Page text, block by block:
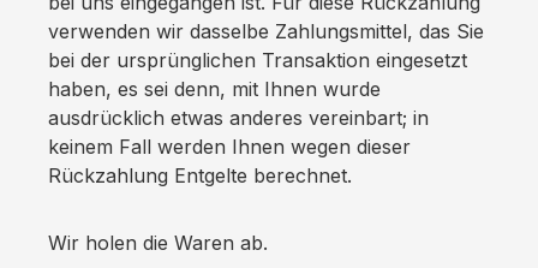
verwenden wir dasselbe Zahlungsmittel, das Sie
bei der ursprünglichen Transaktion eingesetzt
haben, es sei denn, mit Ihnen wurde
ausdrücklich etwas anderes vereinbart; in
keinem Fall werden Ihnen wegen dieser
Rückzahlung Entgelte berechnet.
Wir holen die Waren ab.